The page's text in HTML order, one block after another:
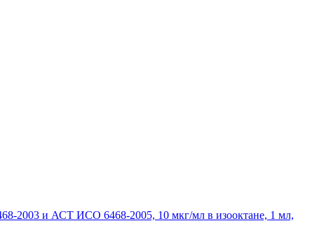
2003 и АСТ ИСО 6468-2005, 10 мкг/мл в изооктане, 1 мл,